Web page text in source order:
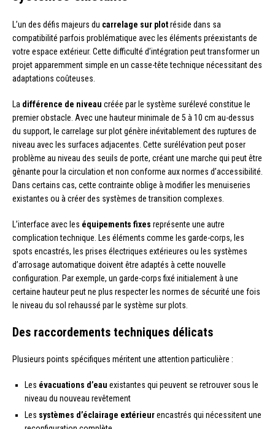
L’un des défis majeurs du carrelage sur plotréside dans sa
compatibilité parfois problématique avec les éléments préexistants de
votre espace extérieur. Cette difficulté d’intégration peut transformer un
projet apparemment simple en un casse-tête technique nécessitant des
adaptations coûteuses.
La différence de niveau créée par le système surélevé constitue le
premier obstacle. Avec une hauteur minimale de 5 à 10 cm au-dessus
du support, le carrelage sur plot génère inévitablement des ruptures de
niveau avec les surfaces adjacentes. Cette surélévation peut poser
problème au niveau des seuils de porte, créant une marche qui peut être
gênante pour la circulation et non conforme aux normes d’accessibilité.
Dans certains cas, cette contrainte oblige à modifier les menuiseries
existantes ou à créer des systèmes de transition complexes.
L’interface avec les équipements fixes représente une autre
complication technique. Les éléments comme les garde-corps, les
spots encastrés, les prises électriques extérieures ou les systèmes
d’arrosage automatique doivent être adaptés à cette nouvelle
configuration. Par exemple, un garde-corps fixé initialement à une
certaine hauteur peut ne plus respecter les normes de sécurité une fois
le niveau du sol rehaussé par le système sur plots.
Des raccordements techniques délicats
Plusieurs points spécifiques méritent une attention particulière :
Les évacuations d’eau existantes qui peuvent se retrouver sous le
niveau du nouveau revêtement
Les systèmes d’éclairage extérieurencastrés qui nécessitent une